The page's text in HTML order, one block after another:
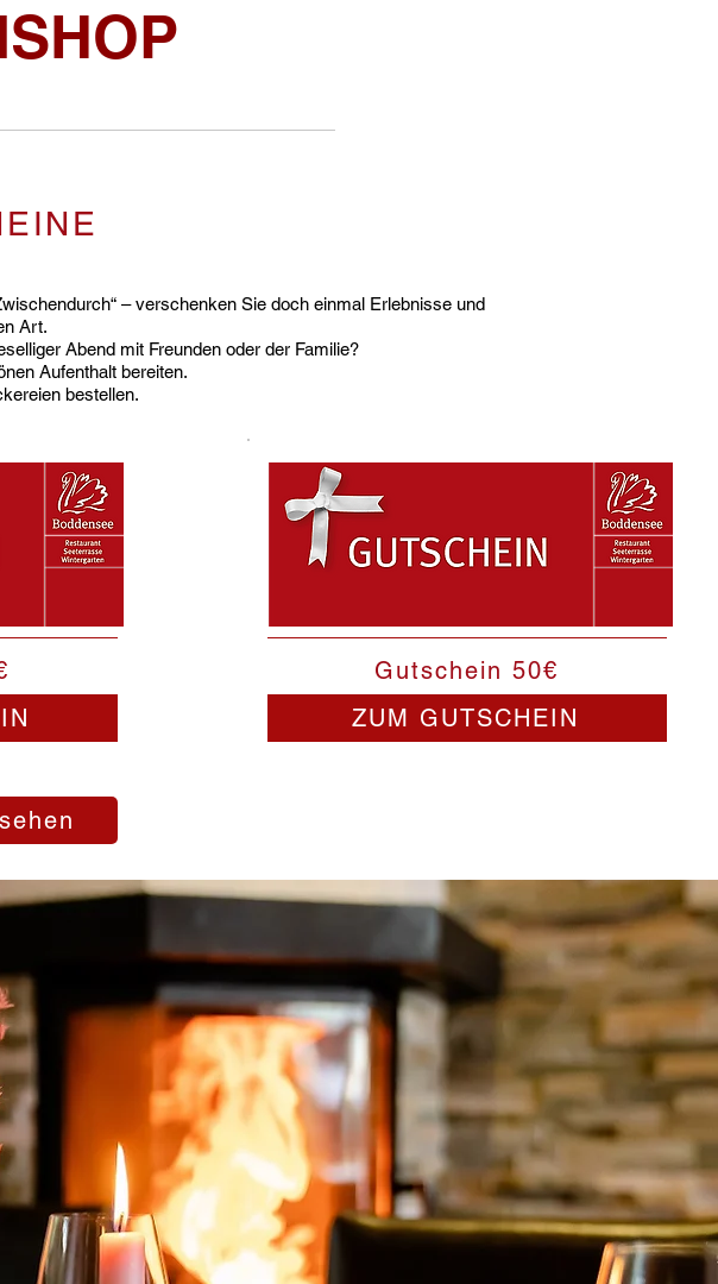
Gutschein 50€
ZUM GUTSCHEIN
– verschenken Sie doch einmal Erlebnisse und
Art.
Abend mit Freunden oder der Familie?
Aufenthalt bereiten.
bestellen.